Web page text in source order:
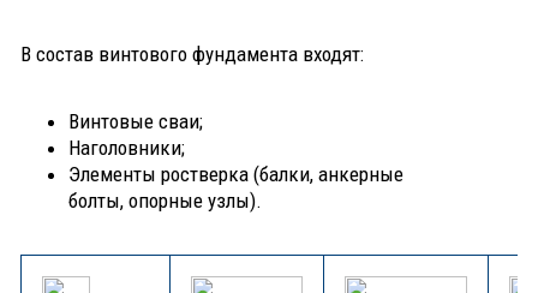
В состав винтового фундамента входят:
Винтовые сваи;
Наголовники;
Элементы ростверка (балки, анкерные
болты, опорные узлы).